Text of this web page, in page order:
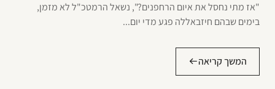
"אז מתי נחסל את איום הרחפנים?", נשאל הרמטכ"ל לא מזמן,
בימים שבהם חיזבאללה פגע מדי יום...
המשך קריאה